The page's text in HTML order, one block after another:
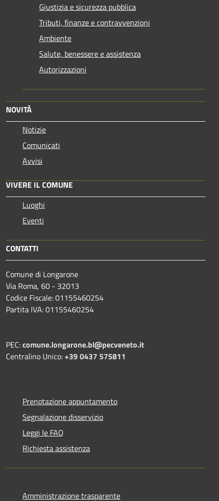
Giustizia e sicurezza pubblica
Tributi, finanze e contravvenzioni
Ambiente
Salute, benessere e assistenza
Autorizzazioni
NOVITÀ
Notizie
Comunicati
Avvisi
VIVERE IL COMUNE
Luoghi
Eventi
CONTATTI
Comune di Longarone
Via Roma, 60 - 32013
Codice Fiscale: 01155460254
Partita IVA: 01155460254
PEC:comune.longarone.bl@pecveneto.it
Centralino Unico:+39 0437 575811
Prenotazione appuntamento
Segnalazione disservizio
Leggi le FAQ
Richiesta assistenza
Amministrazione trasparente